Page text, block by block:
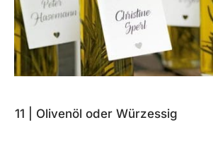
11 | Olivenöl oder Würzessig